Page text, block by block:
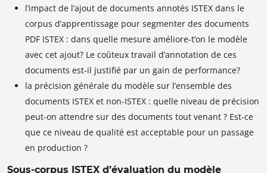
l’impact de l’ajout de documents annotés ISTEX dans le
corpus d’apprentissage pour segmenter des documents
PDF ISTEX : dans quelle mesure améliore-t’on le modèle
avec cet ajout? Le coûteux travail d’annotation de ces
documents est-il justifié par un gain de performance?
la précision générale du modèle sur l’ensemble des
documents ISTEX et non-ISTEX : quelle niveau de précision
peut-on attendre sur des documents tout venant ? Est-ce
que ce niveau de qualité est acceptable pour un passage
en production ?
Sous-corpus ISTEX d’évaluation du modèle